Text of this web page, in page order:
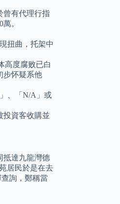
曾有代理行指
。
扭曲，托架中
高度腐败已白
步怀疑系他
、「N/A」或
投資客收購並
抵達九龍灣德
居民於是在去
詢，鄭稱當